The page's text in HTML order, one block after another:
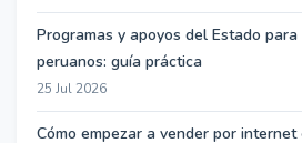
Programas y apoyos del Estado
peruanos: guía práctica
25 Jul 2026
Cómo empezar a vender por internet